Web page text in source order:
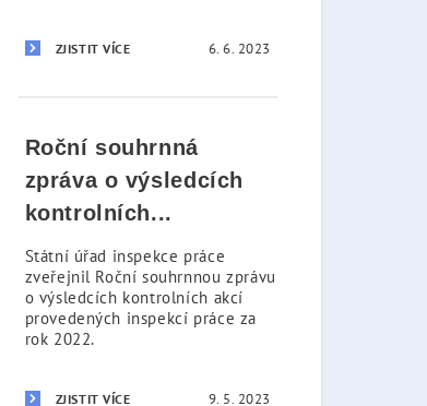
ZJISTIT VÍCE 6. 6. 2023
Roční souhrnná
zpráva o výsledcích
kontrolních...
Státní úřad inspekce práce
zveřejnil Roční souhrnnou zprávu
o výsledcích kontrolních akcí
provedených inspekcí práce za
rok 2022.
ZJISTIT VÍCE 9. 5. 2023